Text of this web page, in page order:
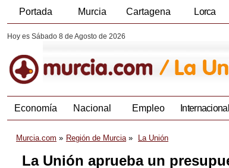
Portada Murcia Cartagena Lorca
Hoy es Sábado 8 de Agosto de 2026
Economía Nacional Empleo Internacional
Murcia.com Región de Murcia La Unión
La Unión aprueba un